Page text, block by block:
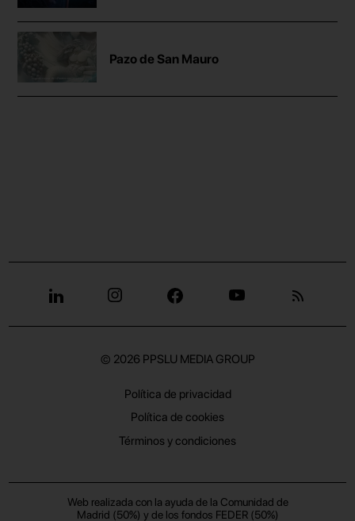
Pazo de San Mauro
© 2026 PPSLU MEDIA GROUP
Política de privacidad
Política de cookies
Términos y condiciones
Web realizada con la ayuda de la Comunidad de
Madrid (50%) y de los fondos FEDER (50%)